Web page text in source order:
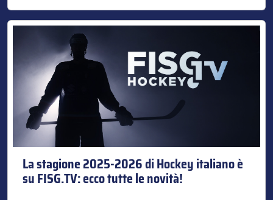
La stagione 2025-2026 di Hockey italiano è
su FISG.TV: ecco tutte le novità!